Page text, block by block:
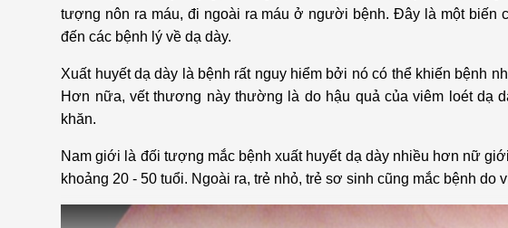
tượng nôn ra máu, đi ngoài ra máu ở người bệnh. Đây là một biến
đến các bệnh lý về dạ dày.
Xuất huyết dạ dày là bệnh rất nguy hiểm bởi nó có thể khiến bệnh
Hơn nữa, vết thương này thường là do hậu quả của viêm loét dạ
khăn.
Nam giới là đối tượng mắc bệnh xuất huyết dạ dày nhiều hơn nữ
khoảng 20 - 50 tuổi. Ngoài ra, trẻ nhỏ, trẻ sơ sinh cũng mắc bệnh do